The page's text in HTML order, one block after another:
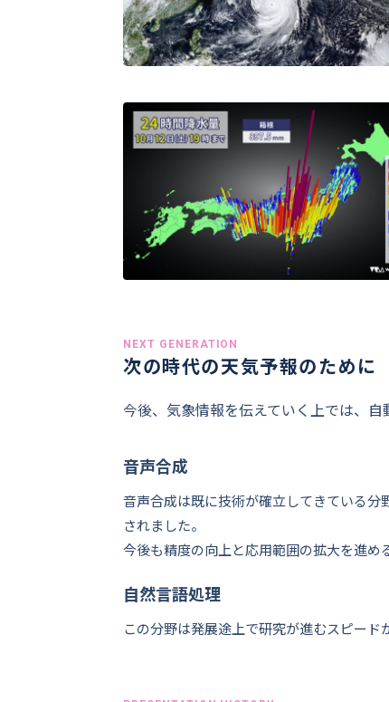
NEXT GENERATION
次の時代の天気予報のために
今後、気象情報を伝えていく上では、
音声合成
音声合成は既に技術が確立してきている分
されました。
今後も精度の向上と応用範囲の拡大を進め
自然言語処理
この分野は発展途上で研究が進むスピード